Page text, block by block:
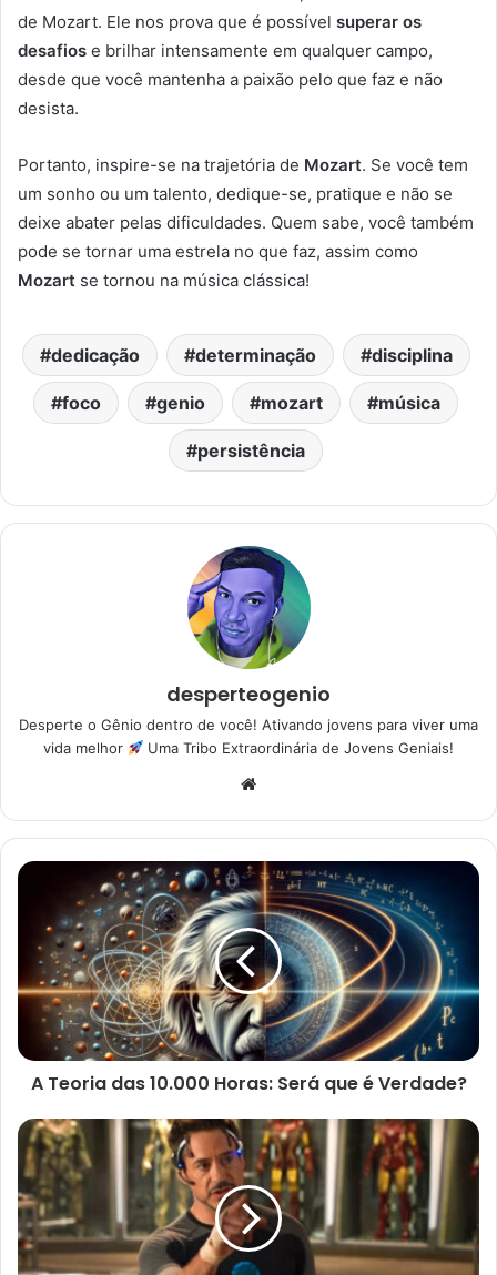
de Mozart. Ele nos prova que é possível superar os
desafios e brilhar intensamente em qualquer campo,
desde que você mantenha a paixão pelo que faz e não
desista.
Portanto, inspire-se na trajetória de Mozart. Se você tem
um sonho ou um talento, dedique-se, pratique e não se
deixe abater pelas dificuldades. Quem sabe, você também
pode se tornar uma estrela no que faz, assim como
Mozart se tornou na música clássica!
dedicação determinação disciplina
foco genio mozart música
persistência
desperteogenio
Desperte o Gênio dentro de você! Ativando jovens para viver uma
vida melhor
Uma Tribo Extraordinária de Jovens Geniais!
Website
A Teoria das 10.000 Horas: Será que é Verdade?